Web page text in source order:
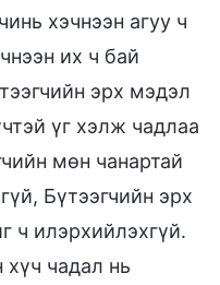
хэчнээн агуу ч
их ч бай
эрх мэдэл
үг хэлж чадлаа
мөн чанартай
Бүтээгчийн эрх
ч илэрхийлэхгүй.
чадал нь